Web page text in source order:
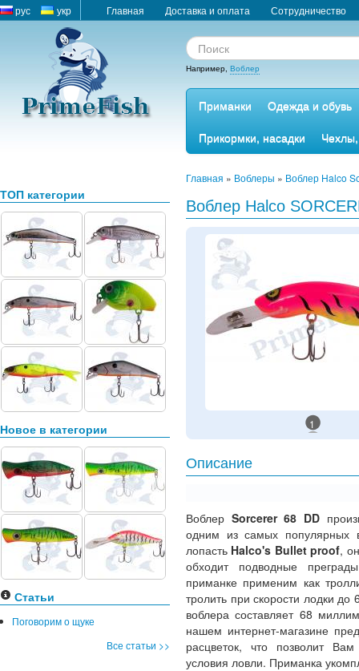
рус укр Главная Доставка и оплата Сотрудничество
Например, Воблер
Приманки
Одежда и обувь
Прикормки, насадки
ТОП категории
Новое в категории
Статьи
Поговорим о щуке
Все статьи >>
Главная » Воблеры » Воблер Halco
Воблер Halco
1
Описание
Воблер Sorcerer 68 DD
одним из самых популярных
лопасть Halco's Bullet proof,
обходит подводные
приманке применим как
тролить при скорости лодки
воблера составляет 68
нашем интернет-магазине
расцветок, что позволит
условия ловли. Приманка